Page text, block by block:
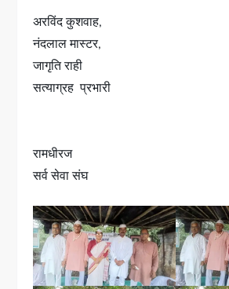
अरविंद कुशवाह,
नंदलाल मास्टर,
जागृति राही
सत्याग्रह प्रभारी
रामधीरज
सर्व सेवा संघ